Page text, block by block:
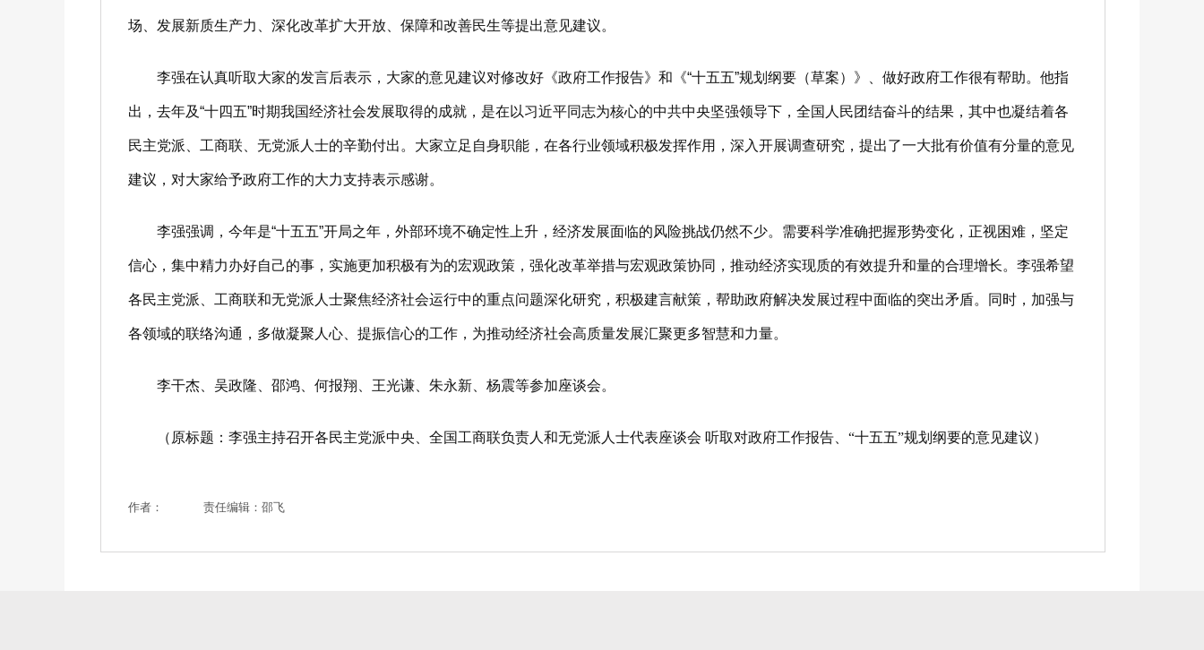
场、发展新质生产力、深化改革扩大开放、保障和改善民生等提出意见建议。
李强在认真听取大家的发言后表示，大家的意见建议对修改好《政府工作报告》和《“十五五”规划纲要（草案）》、做好政府工作很有帮助。他指
出，去年及“十四五”时期我国经济社会发展取得的成就，是在以习近平同志为核心的中共中央坚强领导下，全国人民团结奋斗的结果，其中也凝结着各
民主党派、工商联、无党派人士的辛勤付出。大家立足自身职能，在各行业领域积极发挥作用，深入开展调查研究，提出了一大批有价值有分量的意见
建议，对大家给予政府工作的大力支持表示感谢。
李强强调，今年是“十五五”开局之年，外部环境不确定性上升，经济发展面临的风险挑战仍然不少。需要科学准确把握形势变化，正视困难，坚定
信心，集中精力办好自己的事，实施更加积极有为的宏观政策，强化改革举措与宏观政策协同，推动经济实现质的有效提升和量的合理增长。李强希望
各民主党派、工商联和无党派人士聚焦经济社会运行中的重点问题深化研究，积极建言献策，帮助政府解决发展过程中面临的突出矛盾。同时，加强与
各领域的联络沟通，多做凝聚人心、提振信心的工作，为推动经济社会高质量发展汇聚更多智慧和力量。
李干杰、吴政隆、邵鸿、何报翔、王光谦、朱永新、杨震等参加座谈会。
（原标题：李强主持召开各民主党派中央、全国工商联负责人和无党派人士代表座谈会 听取对政府工作报告、“十五五”规划纲要的意见建议）
作者： 责任编辑：邵飞